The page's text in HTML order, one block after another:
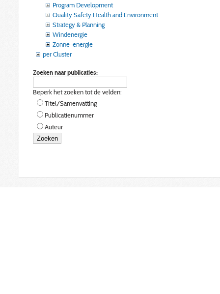
Program Development
Quality Safety Health and Environment
Strategy & Planning
Windenergie
Zonne-energie
per Cluster
Zoeken naar publicaties:
Beperk het zoeken tot de velden:
Titel/Samenvatting
Publicatienummer
Auteur